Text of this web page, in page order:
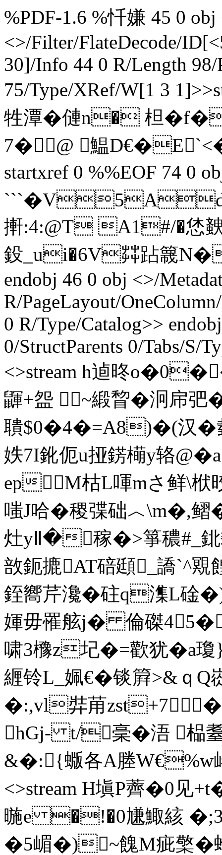
%PDF-1.6 %忏嫌 45 0
<>/Filter/FlateDecode/ID[
30]/Info 44 0 R/Length
75/Type/XRef/W[1 3
牲潭�僆n� 柦
7�@ 鰛
startxref 0 %%EOF 74 0
```�
搟:4:@T A1#/�
鈠_ui�6V茻跕簚N�7
endobj 46 0 obj <>/
R/PageLayout/
0 R/Type/Catalog>>
0/StructParents 0/Tabs/S/
<>stream h逌昸
鼲+盌 ~緞睝�泂帍弝
聵$0�4�=A8)�(
妷7I鈋伌u挜錺橗y辂
еpM枯L喗mさ鲜\
嗤J哈�稷弽础︿\m�,鳛
灶yⅡ�稼�>箏穠#_
敨鈪摝AT碚頲_譑
銍嚮芹瀺�砫q潗L碒
媈毋罹舷j� 倫磔45�
啸3櫲z圮�=歡犹�a瓊}
緾铃L_姵€�锬簈>&ｑ
�:,vl弉苚zst+7�
hGj- t/稁�浯 榀
&�:{蝂各A塍W€%w峈
<>stream H塡P薺�0 见
暆e �!�0尲鯫絯
�5嵋�)~餽M疵檠�螧